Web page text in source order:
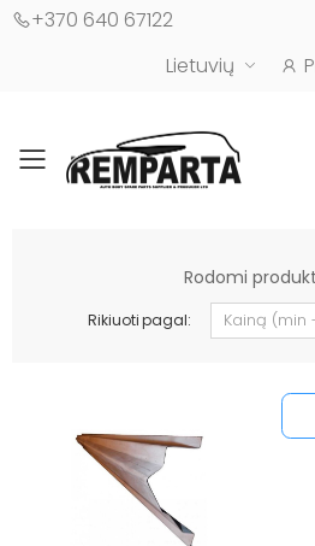
+370 640 67122
Lietuvių
Toggle mobile
Rodomi
Rikiuoti pagal: